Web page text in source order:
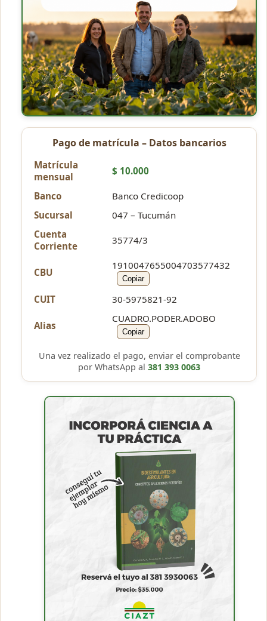
Pago de matrícula – Datos bancarios
Matrícula
mensual
$ 10.000
Banco
Banco Credicoop
Sucursal
047 – Tucumán
Cuenta
Corriente
35774/3
CBU
1910047655004703577432
Copiar
CUIT 30-5975821-92
Alias
CUADRO.PODER.ADOBO
Copiar
Una vez realizado el pago, enviar el comprobante
por WhatsApp al381 393 0063